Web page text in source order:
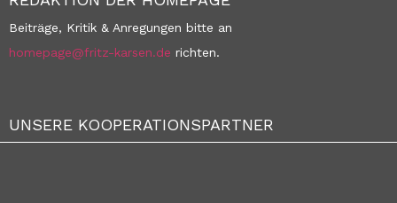
Beiträge, Kritik & Anregungen bitte an
homepage@fritz-karsen.de richten.
UNSERE KOOPERATIONSPARTNER